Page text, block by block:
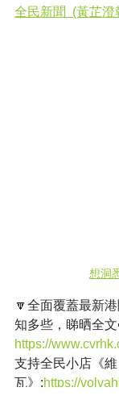
全民新聞  (黃芷澄
想洞
🔽全面覆蓋最新港
知多些，睇晒全
https://
支持全民小店《維
瓦》:https://